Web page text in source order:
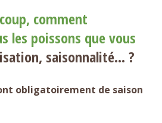
comment
les poissons que vous
saisonnalité… ?
obligatoirement de saison